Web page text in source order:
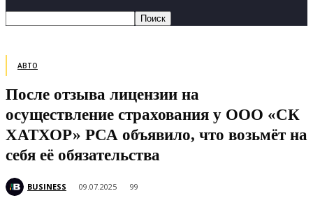
АВТО
После отзыва лицензии на
осуществление страхования у ООО «СК
ХАТХОР» РСА объявило, что возьмёт на
себя её обязательства
BUSINESS 09.07.2025 99